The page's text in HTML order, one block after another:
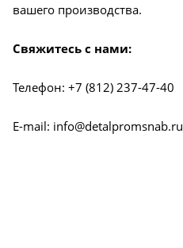
вашего производства.
Свяжитесь с нами:
Телефон: +7 (812) 237-47-40
E-mail: info@detalpromsnab.ru